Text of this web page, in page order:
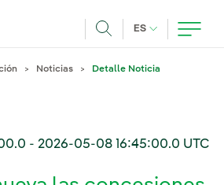
ES IDIOMA
Noticias Detalle Noticia
- 2026-05-08 16:45:00.0 UTC